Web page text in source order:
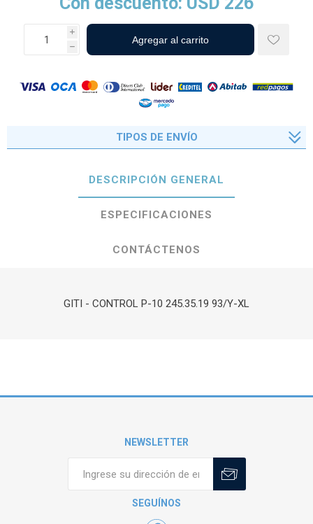
i
h
TIPOS DE ENVÍO
DESCRIPCIÓN GENERAL
ESPECIFICACIONES
CONTÁCTENOS
GITI - CONTROL P-10 245.35.19 93/Y-XL
NEWSLETTER
SEGUÍNOS